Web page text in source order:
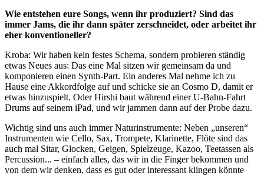
Wie entstehen eure Songs, wenn ihr produziert? Sind das
immer Jams, die ihr dann später zerschneidet, oder arbeitet ihr
eher konventioneller?
Kroba: Wir haben kein festes Schema, sondern probieren ständig
etwas Neues aus: Das eine Mal sitzen wir gemeinsam da und
komponieren einen Synth-Part. Ein anderes Mal nehme ich zu
Hause eine Akkordfolge auf und schicke sie an Cosmo D, damit er
etwas hinzuspielt. Oder Hirshi baut während einer U-Bahn-Fahrt
Drums auf seinem iPad, und wir jammen dann auf der Probe dazu.
Wichtig sind uns auch immer Naturinstrumente: Neben „unseren“
Instrumenten wie Cello, Sax, Trompete, Klarinette, Flöte sind das
auch mal Sitar, Glocken, Geigen, Spielzeuge, Kazoo, Teetassen als
Percussion... – einfach alles, das wir in die Finger bekommen und
von dem wir denken, dass es gut oder interessant klingen könnte